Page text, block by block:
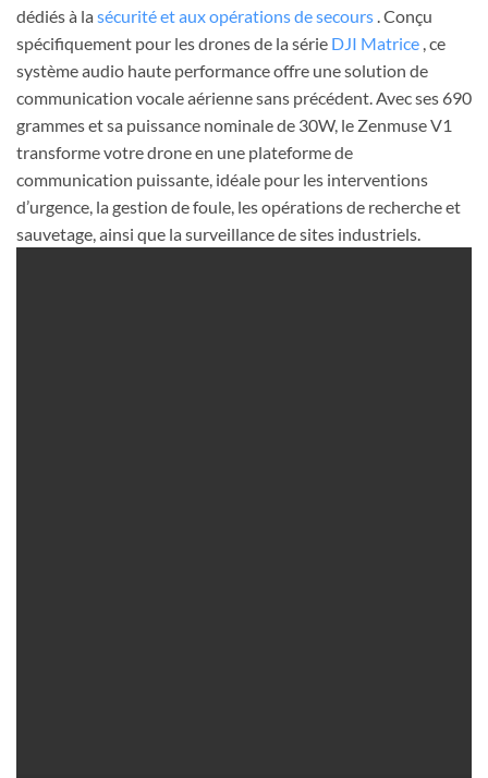
dédiés à la sécurité et aux opérations de secours . Conçu
spécifiquement pour les drones de la série DJI Matrice , ce
système audio haute performance offre une solution de
communication vocale aérienne sans précédent. Avec ses 690
grammes et sa puissance nominale de 30W, le Zenmuse V1
transforme votre drone en une plateforme de
communication puissante, idéale pour les interventions
d’urgence, la gestion de foule, les opérations de recherche et
sauvetage, ainsi que la surveillance de sites industriels.